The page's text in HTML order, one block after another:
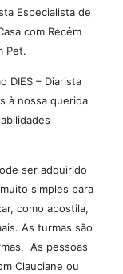
Especialista de
com Recém
Pet.
DIES – Diarista
à nossa querida
ser adquirido
simples para
como apostila,
As turmas são
As pessoas
Clauciane ou